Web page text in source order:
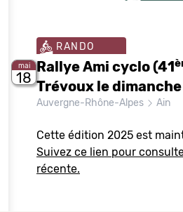
mai
18
RANDO
Rallye Ami cyclo (41
Trévoux le
Auvergne-Rhône-Alpes Ain
Cette édition 2025 est
Suivez ce lien pour
récente.